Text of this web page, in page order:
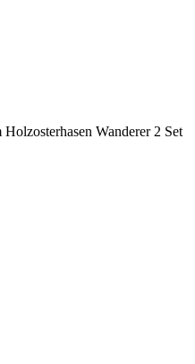
Holzosterhasen Wanderer 2 Set